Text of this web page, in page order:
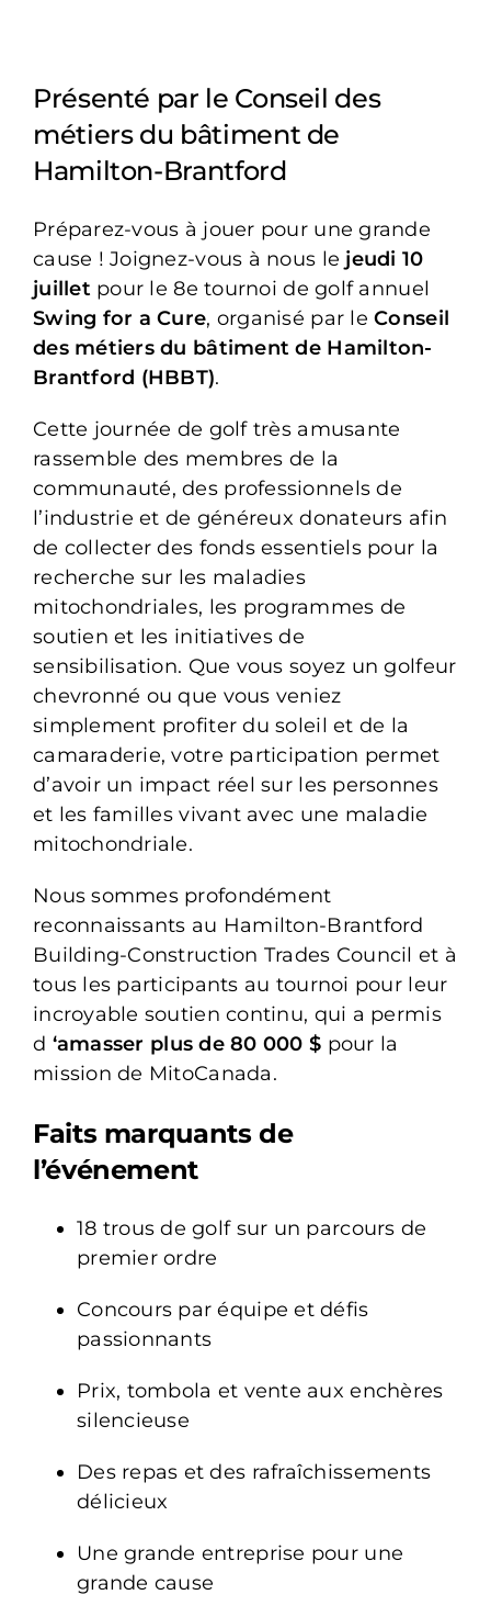
Présenté par le Conseil des
métiers du bâtiment de
Hamilton-Brantford
Préparez-vous à jouer pour une grande
cause ! Joignez-vous à nous le jeudi 10
juilletpour le 8e tournoi de golf annuel
Swing for a Cure, organisé par leConseil
des métiers du bâtiment de Hamilton-
Brantford (HBBT).
Cette journée de golf très amusante
rassemble des membres de la
communauté, des professionnels de
l’industrie et de généreux donateurs afin
de collecter des fonds essentiels pour la
recherche sur les maladies
mitochondriales, les programmes de
soutien et les initiatives de
sensibilisation. Que vous soyez un golfeur
chevronné ou que vous veniez
simplement profiter du soleil et de la
camaraderie, votre participation permet
d’avoir un impact réel sur les personnes
et les familles vivant avec une maladie
mitochondriale.
Nous sommes profondément
reconnaissants au Hamilton-Brantford
Building-Construction Trades Council et à
tous les participants au tournoi pour leur
incroyable soutien continu, qui a permis
d ‘amasser plus de 80 000 $ pour la
mission de MitoCanada.
Faits marquants de
l’événement
18 trous de golf sur un parcours de
premier ordre
Concours par équipe et défis
passionnants
Prix, tombola et vente aux enchères
silencieuse
Des repas et des rafraîchissements
délicieux
Une grande entreprise pour une
grande cause